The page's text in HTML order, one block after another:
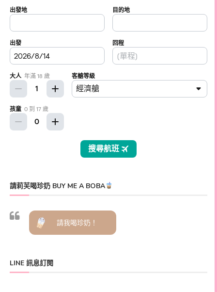
請莉芙喝珍奶 BUY ME A BOBA
請我喝珍奶！
LINE 訊息訂閱